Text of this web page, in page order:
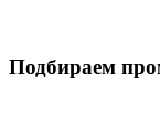
Подбираем